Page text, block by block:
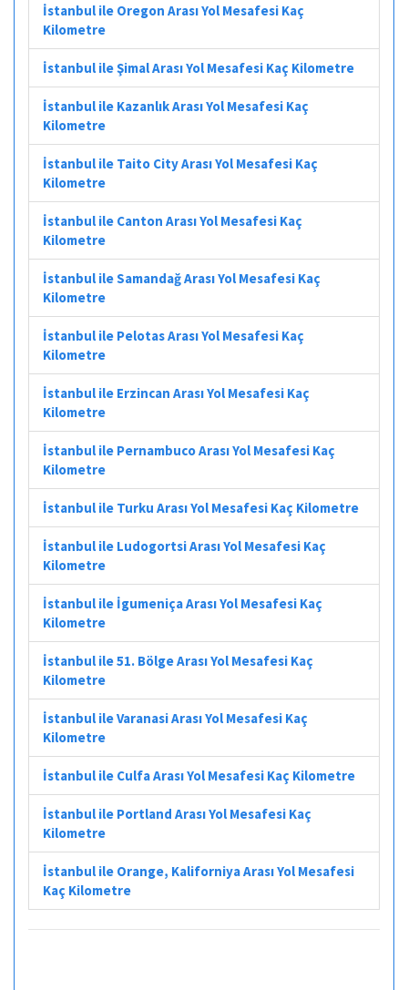
İstanbul ile Oregon Arası Yol Mesafesi Kaç
Kilometre
İstanbul ile Şimal Arası Yol Mesafesi Kaç Kilometre
İstanbul ile Kazanlık Arası Yol Mesafesi Kaç
Kilometre
İstanbul ile Taito City Arası Yol Mesafesi Kaç
Kilometre
İstanbul ile Canton Arası Yol Mesafesi Kaç
Kilometre
İstanbul ile Samandağ Arası Yol Mesafesi Kaç
Kilometre
İstanbul ile Pelotas Arası Yol Mesafesi Kaç
Kilometre
İstanbul ile Erzincan Arası Yol Mesafesi Kaç
Kilometre
İstanbul ile Pernambuco Arası Yol Mesafesi Kaç
Kilometre
İstanbul ile Turku Arası Yol Mesafesi Kaç Kilometre
İstanbul ile Ludogortsi Arası Yol Mesafesi Kaç
Kilometre
İstanbul ile İgumeniça Arası Yol Mesafesi Kaç
Kilometre
İstanbul ile 51. Bölge Arası Yol Mesafesi Kaç
Kilometre
İstanbul ile Varanasi Arası Yol Mesafesi Kaç
Kilometre
İstanbul ile Culfa Arası Yol Mesafesi Kaç Kilometre
İstanbul ile Portland Arası Yol Mesafesi Kaç
Kilometre
İstanbul ile Orange, Kaliforniya Arası Yol Mesafesi
Kaç Kilometre